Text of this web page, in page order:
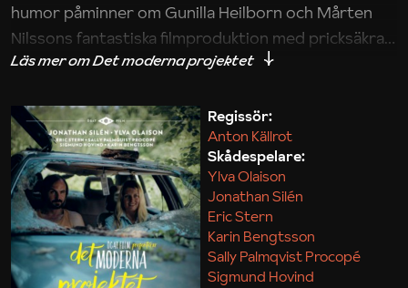
humor påminner om Gunilla Heilborn och Mårten
Nilssons fantastiska filmproduktion med pricksäkra
iakttagelser om hur svårt det kan vara att omsätta
Maja Kekonius
Regissör:
Anton Källrot
Skådespelare:
Ylva Olaison
Jonathan Silén
Eric Stern
Karin Bengtsson
Sally Palmqvist Procopé
Sigmund Hovind